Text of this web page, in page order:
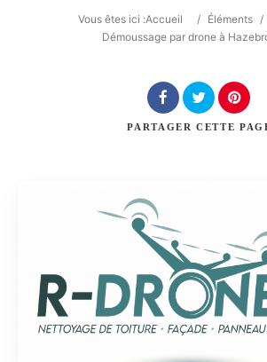
Vous êtes ici :Accueil / Éléments /
Démoussage par drone à
PARTAGER CETTE